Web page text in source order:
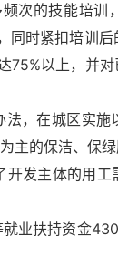
次的技能培训
时紧扣培训后
75%以上，并
，在城区实
主的保洁、保
发主体的用工
业扶持资金